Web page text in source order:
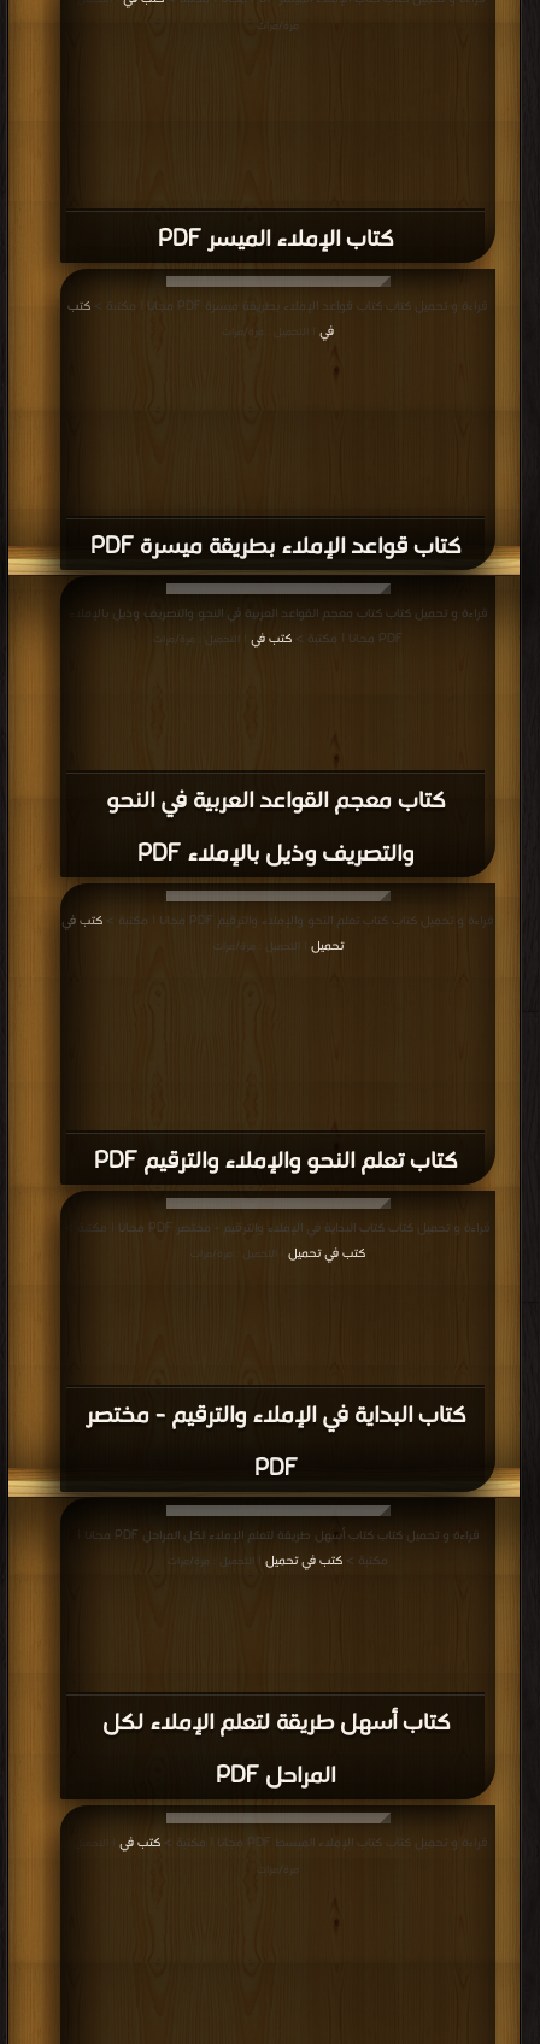
كتاب الإملاء الميسر PDF
مرة/مرات
كتاب قواعد الإملاء بطريقة ميسرة PDF
قراءة و تحميل كتاب كتاب قواعد الإملاء بطريقة ميسرة PDF مجانا | مكتبة >
كتب
في
| التحميل : مرة/مرات
كتاب معجم القواعد العربية في النحو
والتصريف وذيل بالإملاء PDF
قراءة و تحميل كتاب كتاب معجم القواعد العربية في النحو والتصريف وذيل بالإملاء
PDF مجانا | مكتبة >
كتب في | التحميل : مرة/مرات
كتاب تعلم النحو والإملاء والترقيم PDF
قراءة و تحميل كتاب كتاب تعلم النحو والإملاء والترقيم PDF مجانا | مكتبة >
كتب في
تحميل
| التحميل : مرة/مرات
كتاب البداية في الإملاء والترقيم - مختصر
PDF
قراءة و تحميل كتاب كتاب البداية في الإملاء والترقيم - مختصر PDF مجانا | مكتبة >
كتب في تحميل
| التحميل : مرة/مرات
كتاب أسهل طريقة لتعلم الإملاء لكل
المراحل PDF
قراءة و تحميل كتاب كتاب أسهل طريقة لتعلم الإملاء لكل المراحل PDF مجانا |
مكتبة > كتب في تحميل | التحميل : مرة/مرات
قراءة و تحميل كتاب كتاب الإملاء المبسط PDF مجانا | مكتبة > كتب في
| التحميل :
مرة/مرات